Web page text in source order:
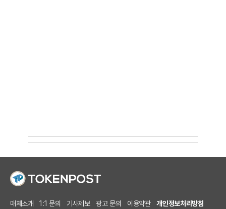
매체소개 1:1 문의 기사제보 광고 문의 이용약관
개인정보처리방침